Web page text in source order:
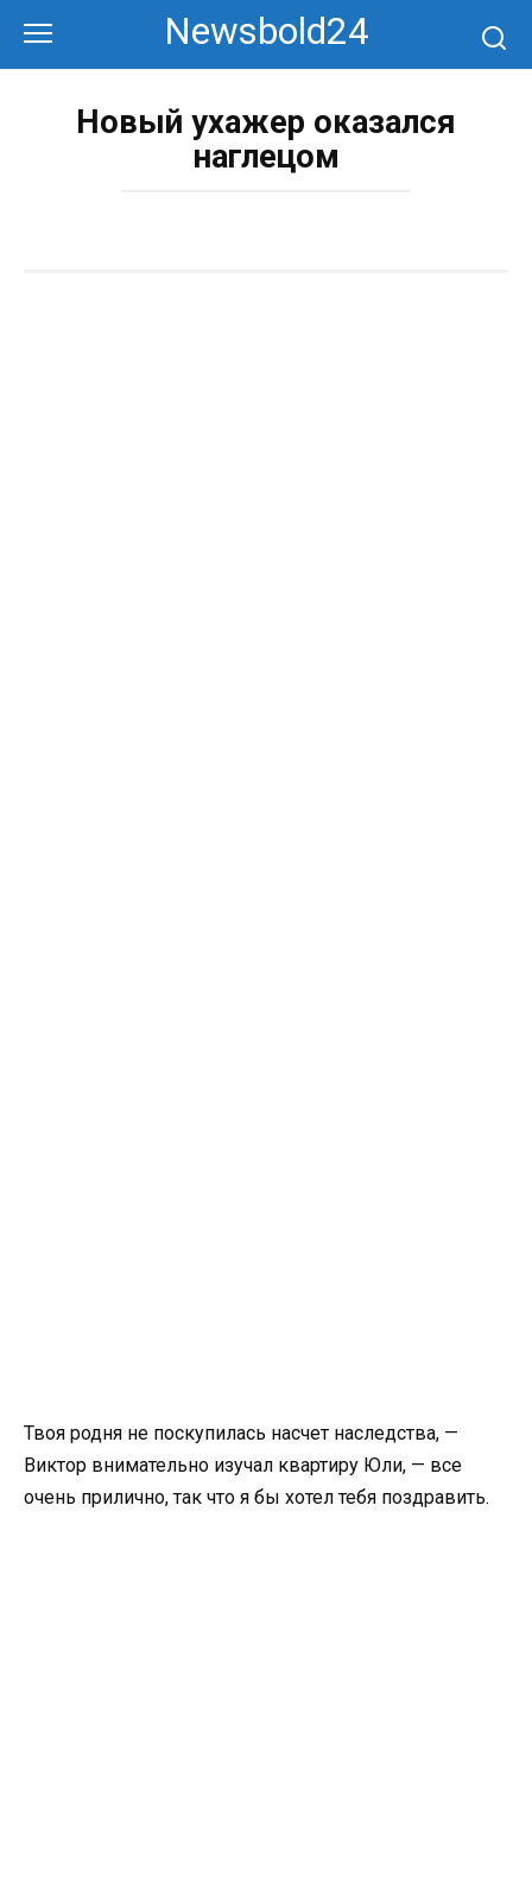
контенту
Newsbold24
Новый ухажер оказался
наглецом
Твоя родня не поскупилась насчет наследства, —
Виктор внимательно изучал квартиру Юли, — все
очень прилично, так что я бы хотел тебя поздравить.